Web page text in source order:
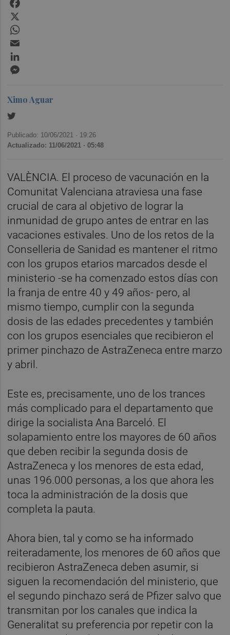
Ximo Aguar
Publicado: 10/06/2021 · 19:26
Actualizado: 11/06/2021 · 05:48
VALÈNCIA. El proceso de vacunación en la
Comunitat Valenciana atraviesa una fase
crucial de cara al objetivo de lograr la
inmunidad de grupo antes de entrar en las
vacaciones estivales. Uno de los retos de la
Conselleria de Sanidad es mantener el ritmo
con los grupos etarios marcados desde el
ministerio -se ha comenzado estos días con
la franja de entre 40 y 49 años- pero, al
mismo tiempo, cumplir con la segunda
dosis de las edades precedentes y también
con los grupos esenciales que recibieron el
primer pinchazo de AstraZeneca entre marzo
y abril.
Este es, precisamente, uno de los trances
más complicado para el departamento que
dirige la socialista Ana Barceló. El
solapamiento entre los mayores de 60 años
que deben recibir la segunda dosis de
AstraZeneca y los menores de esta edad,
unas 196.000 personas, a los que ahora les
toca la administración de la dosis que
completa la pauta.
Ahora bien, tal y como se ha informado
reiteradamente, los menores de 60 años que
recibieron AstraZeneca deben asumir, si
siguen la recomendación del ministerio, que
el segundo pinchazo será de Pfizer salvo que
transmitan por los canales que indica la
Generalitat su preferencia por repetir con la